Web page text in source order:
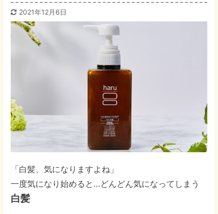
2021年12月6日
「白髪、気になりますよね」
一度気になり始めると…どんどん気になってしまう
白髪